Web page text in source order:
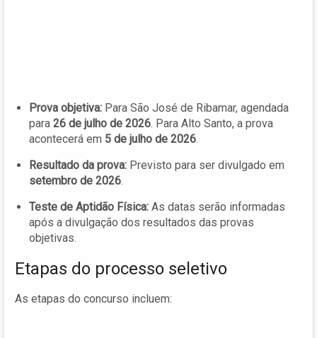
Prova objetiva: Para São José de Ribamar, agendada
para 26 de julho de 2026. Para Alto Santo, a prova
acontecerá em 5 de julho de 2026.
Resultado da prova: Previsto para ser divulgado em
setembro de 2026.
Teste de Aptidão Física: As datas serão informadas
após a divulgação dos resultados das provas
objetivas.
Etapas do processo seletivo
As etapas do concurso incluem: